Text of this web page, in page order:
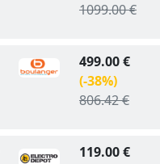
1099.00 €
499.00 €
(-38%)
806.42 €
119.00 €